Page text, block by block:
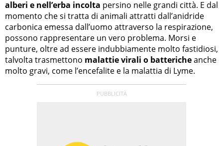
alberi e nell’erba incolta persino nelle grandi città. E dal
momento che si tratta di animali attratti dall’anidride
carbonica emessa dall’uomo attraverso la respirazione,
possono rappresentare un vero problema. Morsi e
punture, oltre ad essere indubbiamente molto fastidiosi,
talvolta trasmettono malattie virali o battericheanche
molto gravi, come l’encefalite e la malattia di Lyme.